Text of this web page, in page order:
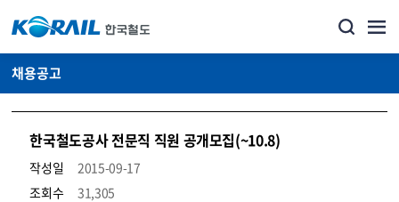
채용공고
한국철도공사 전문직 직원 공개모집(~10.8)
작성일
2015-09-17
조회수
31,305